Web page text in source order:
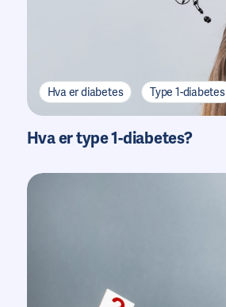
Hva er diabetes Type 1-diabetes
Hva er type 1-diabetes?